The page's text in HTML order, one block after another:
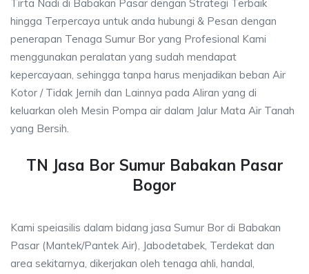
Tirta Nadi di Babakan Pasar dengan Strategi Terbaik
hingga Terpercaya untuk anda hubungi & Pesan dengan
penerapan Tenaga Sumur Bor yang Profesional Kami
menggunakan peralatan yang sudah mendapat
kepercayaan, sehingga tanpa harus menjadikan beban Air
Kotor / Tidak Jernih dan Lainnya pada Aliran yang di
keluarkan oleh Mesin Pompa air dalam Jalur Mata Air Tanah
yang Bersih.
TN Jasa Bor Sumur Babakan Pasar
Bogor
Kami speiasilis dalam bidang jasa Sumur Bor di Babakan
Pasar (Mantek/Pantek Air), Jabodetabek, Terdekat dan
area sekitarnya, dikerjakan oleh tenaga ahli, handal,